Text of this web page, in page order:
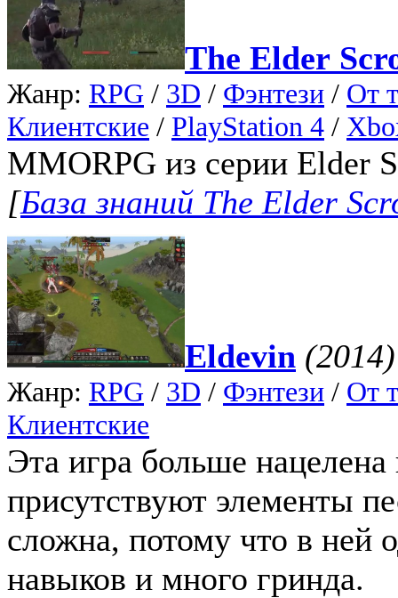
The Elder
Жанр: RPG / 3D / Фэнтези / От
Клиентские / PlayStation 4 /
MMORPG из серии Elder
[База знаний The Elder
Eldevin (2014)
Жанр: RPG / 3D / Фэнтези / От
Клиентские
Эта игра больше
присутствуют элементы
сложна, потому что в ней
навыков и много гринда.